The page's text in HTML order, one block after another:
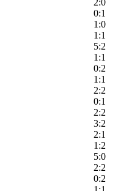
2:0
0:1
1:0
1:1
5:2
1:1
0:2
1:1
2:2
0:1
2:2
3:2
2:1
1:2
5:0
2:2
0:2